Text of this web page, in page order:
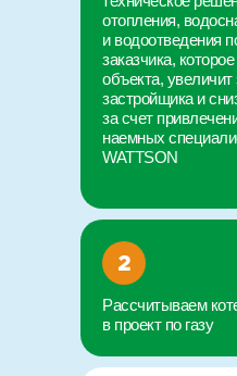
отопления,
и водоотведения
заказчика,
объекта, увеличит
застройщика и
за счет
наемных
WATTSON
Рассчитываем
в проект по газу
2